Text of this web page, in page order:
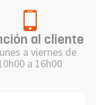
al cliente
a viernes de
a 16h00